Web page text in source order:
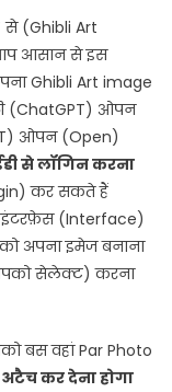
से (Ghibli Art
आप आसान से इस
Ghibli Art image
(ChatGPT) ओपन
ओपन (Open)
से लॉगिन करना
कर सकते हैं
(Interface)
अपना इमेज बनाना
सेलेक्ट) करना
बस वहां Par Photo
कर देना होगा